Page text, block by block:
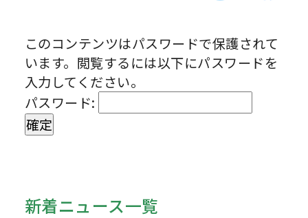
このコンテンツはパスワードで保護されて
います。閲覧するには以下にパスワードを
入力してください。
パスワード:
新着ニュース一覧